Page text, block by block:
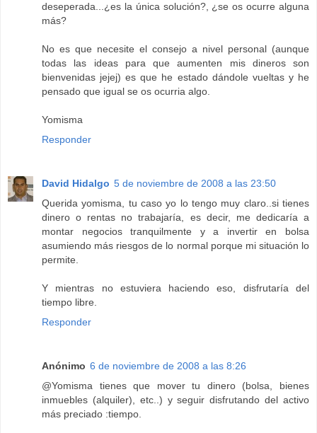
deseperada...¿es la única solución?, ¿se os ocurre alguna
más?
No es que necesite el consejo a nivel personal (aunque
todas las ideas para que aumenten mis dineros son
bienvenidas jejej) es que he estado dándole vueltas y he
pensado que igual se os ocurria algo.
Yomisma
Responder
David Hidalgo 5 de noviembre de 2008 a las 23:50
Querida yomisma, tu caso yo lo tengo muy claro..si tienes
dinero o rentas no trabajaría, es decir, me dedicaría a
montar negocios tranquilmente y a invertir en bolsa
asumiendo más riesgos de lo normal porque mi situación lo
permite.
Y mientras no estuviera haciendo eso, disfrutaría del
tiempo libre.
Responder
Anónimo 6 de noviembre de 2008 a las 8:26
@Yomisma tienes que mover tu dinero (bolsa, bienes
inmuebles (alquiler), etc..) y seguir disfrutando del activo
más preciado :tiempo.